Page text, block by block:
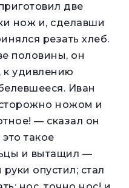
две
нож и, сделавши
резать хлеб.
половины, он
к удивлению
Иван
ножом и
— сказал он
такое
и вытащил —
опустил; стал